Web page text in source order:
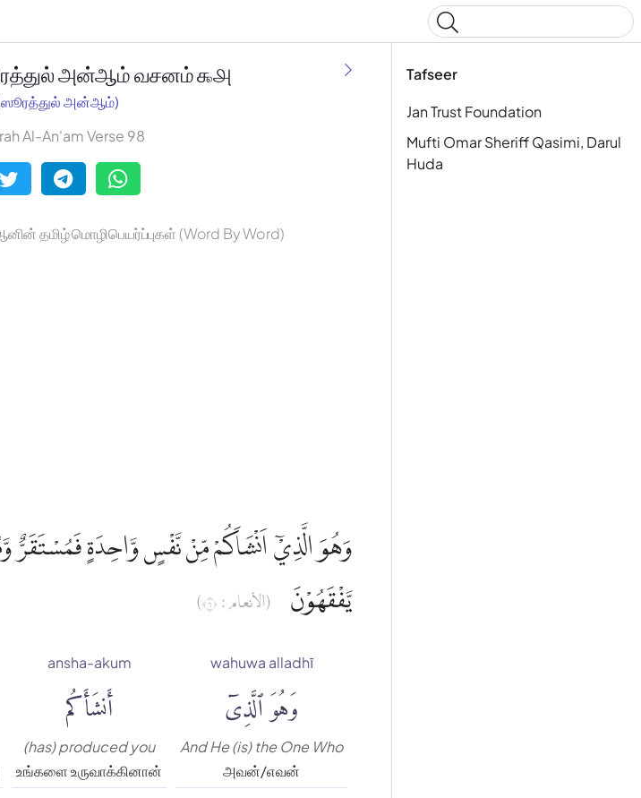
Tafseer
Jan Trust Foundation
Mufti Omar Sheriff Qasimi, Darul
Huda
அன்ஆம் வசனம் ௯௮
அன்ஆம்)
Al-An'am Verse 98
தமிழ் மொழிபெயர்ப்புகள் (Word By Word)
وَهُوَ الَّذِيْٓ اَنْشَاَكُمْ مِّنْ نَّفْسٍ وَّاحِدَةٍ فَمُسْتَقَرٌّ
يَّفْقَهُوْنَ
(الأنعام : ٦)
wahuwa alladhī
وَهُوَ ٱلَّذِىٓ
And He (is) the One Who
அவன்/எவன்
ansha-akum
أَنشَأَكُم
(has) produced you
உங்களை உருவாக்கினான்